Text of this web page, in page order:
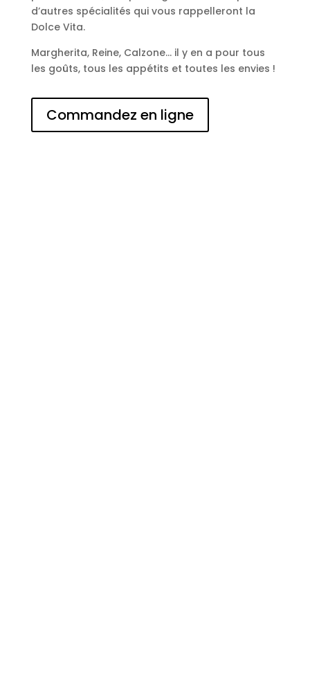
d’autres spécialités qui vous rappelleront la
Dolce Vita.
Margherita, Reine, Calzone… il y en a pour tous
les goûts, tous les appétits et toutes les envies !
Commandez en ligne